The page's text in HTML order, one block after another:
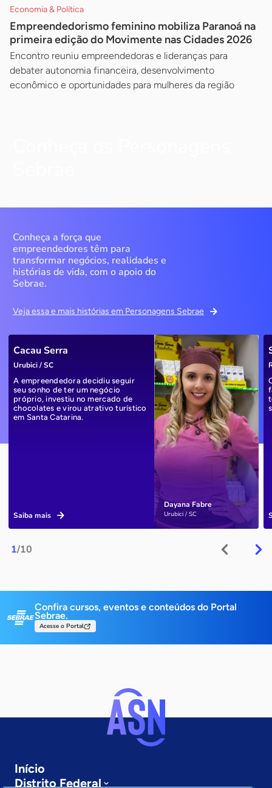
Economia & Política
Empreendedorismo feminino mobiliza Paranoá na
primeira edição do Movimente nas Cidades 2026
Encontro reuniu empreendedoras e lideranças para
debater autonomia financeira, desenvolvimento
econômico e oportunidades para mulheres da região
Conheça a força que
empreendedores têm para
transformar negócios, realidades e
histórias de vida, com o apoio do
Sebrae.
Veja essa e mais histórias em Personagens Sebrae
1/10
Dayana Fabre
Urubici / SC
Cacau Serra
Urubici / SC
A empreendedora decidiu seguir
seu sonho de ter um negócio
próprio, investiu no mercado de
chocolates e virou atrativo turístico
em Santa Catarina.
Saiba mais
Confira cursos, eventos e conteúdos do Portal
Sebrae.
Acesse o Portal
Início
Distrito Federal